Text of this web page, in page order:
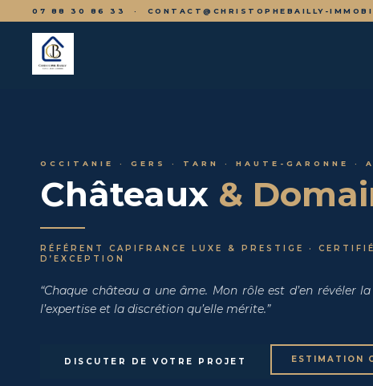
07 88 30 86 33 · CONTACT@CHRISTOPHEBAILLY-
OCCITANIE · GERS · TARN · HAUTE-GARONNE ·
Châteaux &
RÉFÉRENT CAPIFRANCE LUXE & PRESTIGE ·
D’EXCEPTION
“Chaque château a une âme. Mon rôle est d’en révéler
l’expertise et la discrétion qu’elle mérite.”
DISCUTER DE VOTRE PROJET ESTIMATION